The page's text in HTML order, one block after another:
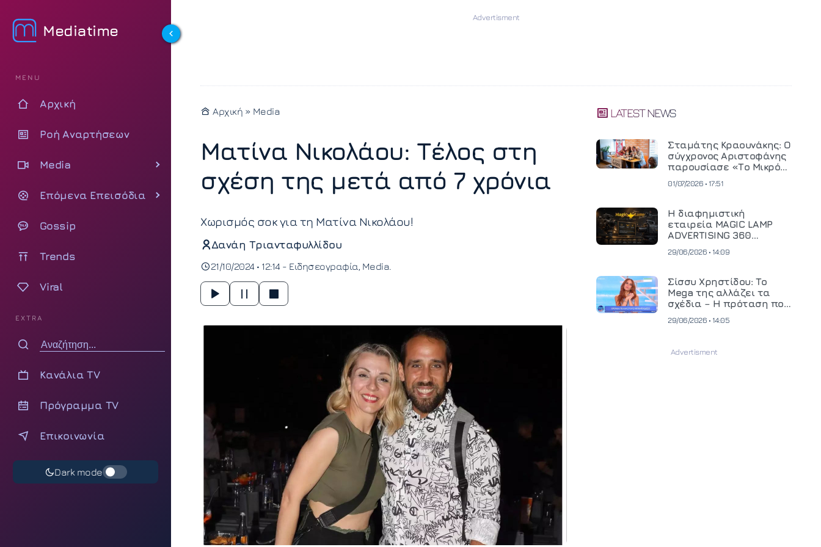
Mediatime
MENU
Αρχική
Ροή Αναρτήσεων
Media
Επόμενα Επεισόδια
Gossip
Trends
Viral
EXTRA
Κανάλια TV
Πρόγραμμα TV
Επικοινωνία
Dark mode
Αρχική » Media
Ματίνα Νικολάου: Τέλος στη
σχέση της μετά από 7 χρόνια
Χωρισμός σοκ για τη Ματίνα Νικολάου!
Δανάη Τριανταφυλλίδου
21/10/2024 • 12:14 - Ειδησεογραφία Media
LATEST NEWS
Σταμάτης Κραουνάκης: Ο
σύγχρονος Αριστοφάνης
παρουσίασε «Το Μικρό
01/07/2026 • 17:51
Η διαφημιστική
εταιρεία MAGIC LAMP
ADVERTISING 360
κινηματογραφική
και ανεβάζει τον πήχη
στην παραγωγή
οπτικοακουστικού
περιεχομένου
29/06/2026 • 14:09
Σίσσυ Χρηστίδου: Το
Mega της αλλάζει τα
σχέδια – Η πρόταση που
29/06/2026 • 14:05